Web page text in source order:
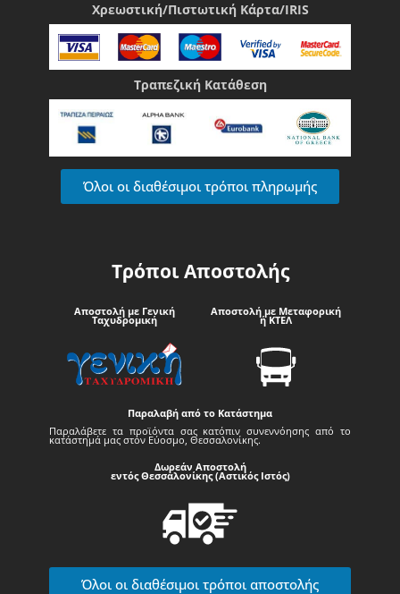
Χρεωστική/Πιστωτική Κάρτα/IRIS
Τραπεζική Κατάθεση
Όλοι οι διαθέσιμοι τρόποι πληρωμής
Τρόποι Αποστολής
Αποστολή με Γενική
Ταχυδρομική
Αποστολή με Μεταφορική
ή ΚΤΕΛ
Παραλαβή από το Κατάστημα
Παραλάβετε τα προϊόντα σας κατόπιν συνεννόησης από το
κατάστημά μας στον Εύοσμο, Θεσσαλονίκης.
Δωρεάν Αποστολή
εντός Θεσσαλονίκης (Αστικός Ιστός)
Όλοι οι διαθέσιμοι τρόποι αποστολής